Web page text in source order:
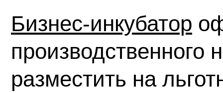
Бизнес-инкубатор
производственного
разместить на